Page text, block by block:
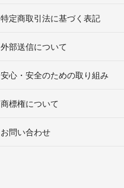
特定商取引法に基づく表記
外部送信について
安心・安全のための取り組み
商標権について
お問い合わせ